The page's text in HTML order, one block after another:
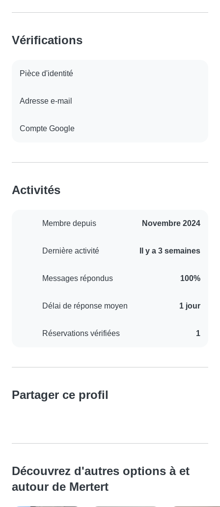
Vérifications
Pièce d'identité
Adresse e-mail
Compte Google
Activités
Membre depuis Novembre 2024
Dernière activité Il y a 3 semaines
Messages répondus 100%
Délai de réponse moyen 1 jour
Réservations vérifiées 1
Partager ce profil
Découvrez d'autres options à et
autour de Mertert